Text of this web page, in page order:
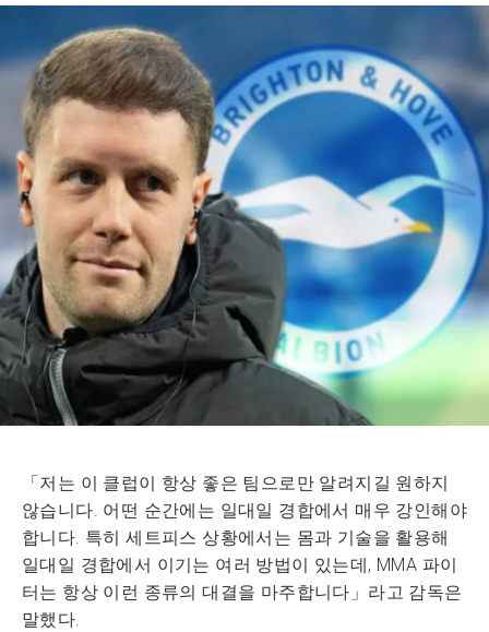
「저는 이 클럽이 항상 좋은 팀으로만 알려지길 원하지
않습니다. 어떤 순간에는 일대일 경합에서 매우 강인해야
합니다. 특히 세트피스 상황에서는 몸과 기술을 활용해
일대일 경합에서 이기는 여러 방법이 있는데, MMA 파이
터는 항상 이런 종류의 대결을 마주합니다」라고 감독은
말했다.